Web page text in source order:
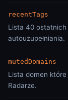
recentTags
Lista 40 ostatnich
autouzupełniania.
mutedDomains
Lista domen
Radarze.